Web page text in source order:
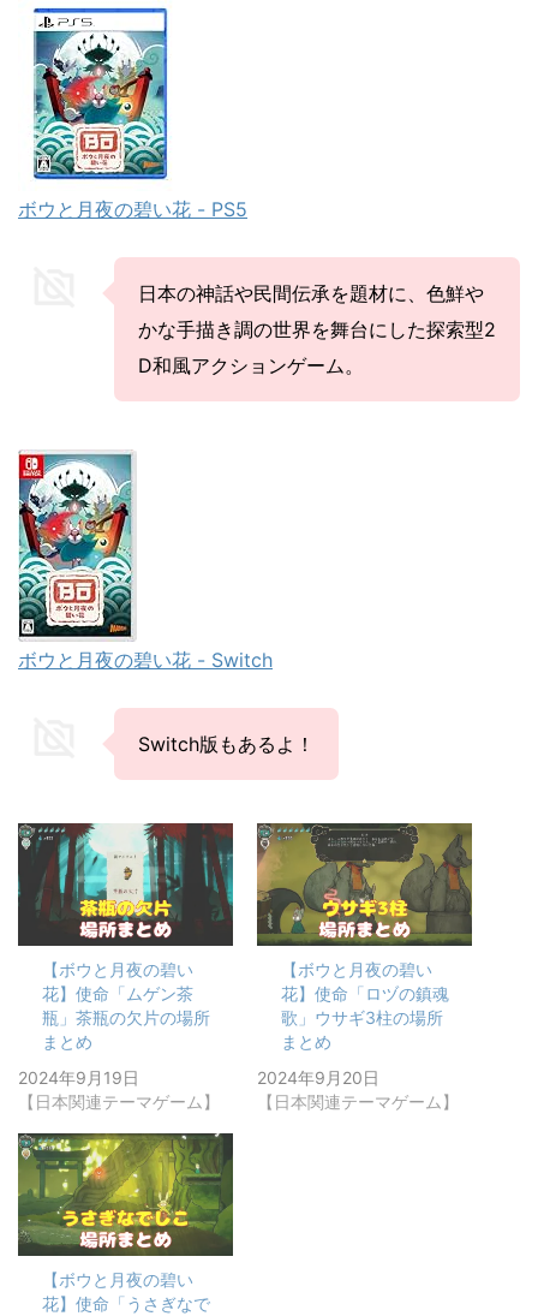
ボウと月夜の碧い花 - PS5
日本の神話や民間伝承を題材に、色鮮や
かな手描き調の世界を舞台にした探索型2
D和風アクションゲーム。
ボウと月夜の碧い花 - Switch
Switch版もあるよ！
【ボウと月夜の碧い
花】使命「ムゲン茶
瓶」茶瓶の欠片の場所
まとめ
2024年9月19日
【日本関連テーマゲーム】
【ボウと月夜の碧い
花】使命「ロヅの鎮魂
歌」ウサギ3柱の場所
まとめ
2024年9月20日
【日本関連テーマゲーム】
【ボウと月夜の碧い
花】使命「うさぎなで